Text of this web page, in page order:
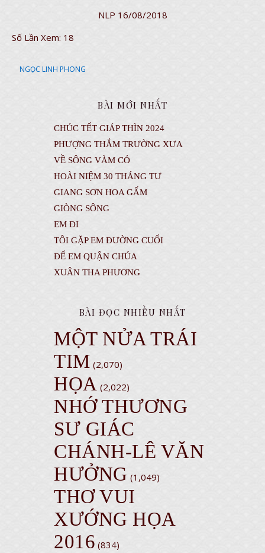
NLP 16/08/2018
Số Lần Xem: 18
NGỌC LINH PHONG
BÀI MỚI NHẤT
CHÚC TẾT GIÁP THÌN 2024
PHƯỢNG THẮM TRƯỜNG XƯA
VỀ SÔNG VÀM CỎ
HOÀI NIỆM 30 THÁNG TƯ
GIANG SƠN HOA GẤM
GIÒNG SÔNG
EM ĐI
TÔI GẶP EM ĐƯỜNG CUỐI
ĐỂ EM QUẬN CHÚA
XUÂN THA PHƯƠNG
BÀI ĐỌC NHIỀU NHẤT
MỘT NỬA TRÁI
TIM (2,070)
HỌA (2,022)
NHỚ THƯƠNG
SƯ GIÁC
CHÁNH-LÊ VĂN
HƯỞNG (1,049)
THƠ VUI
XƯỚNG HỌA
2016 (834)